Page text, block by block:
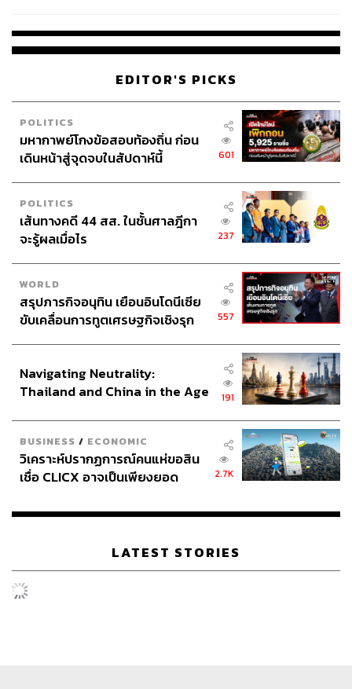
EDITOR'S PICKS
POLITICS
มหากาพย์โกงข้อสอบท้องถิ่น ก่อน
เดินหน้าสู่จุดจบในสัปดาห์นี้
601
POLITICS
เส้นทางคดี 44 สส. ในชั้นศาลฎีกา
จะรู้ผลเมื่อไร
237
WORLD
สรุปภารกิจอนุทิน เยือนอินโดนีเซีย
ขับเคลื่อนการทูตเศรษฐกิจเชิงรุก
557
Navigating Neutrality:
Thailand and China in the Age
191
BUSINESS / ECONOMIC
วิเคราะห์ปรากฏการณ์คนแห่ขอสิน
เชื่อ CLICX อาจเป็นเพียงยอด
เรือนไทยที่ถูกซุกไว้
2.7K
LATEST STORIES